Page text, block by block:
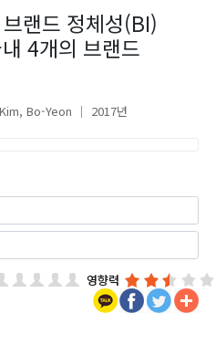
랜드 정체성(BI)
4개의 브랜드
Kim, Bo-Yeon 2017년
영향력